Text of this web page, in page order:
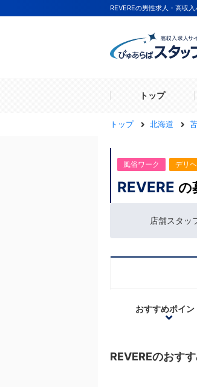
REVEREの男性求人・高収
トップ
トップ 北海道
風俗ワーク デリ
REVERE の
店舗スタッ
おすすめポイン
REVEREのおす